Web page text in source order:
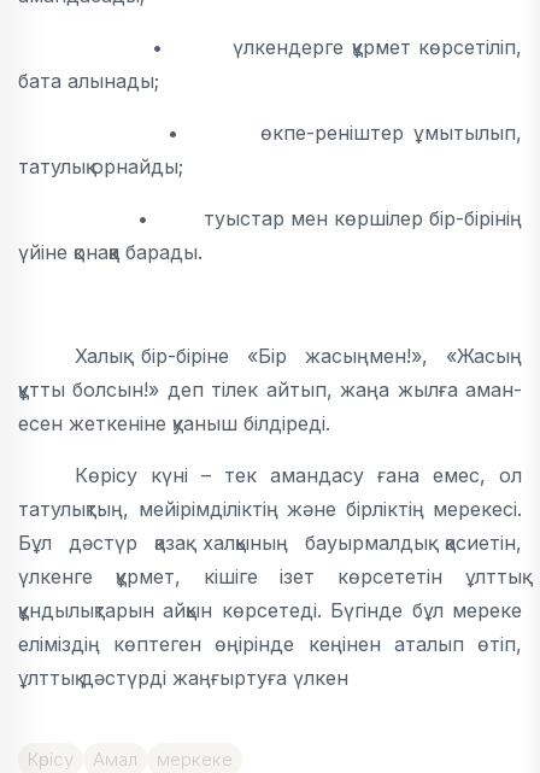
• үлкендерге құрмет көрсетіліп,
бата алынады;
• өкпе-реніштер ұмытылып,
татулық орнайды;
• туыстар мен көршілер бір-бірінің
үйіне қонаққа барады.
Халық бір-біріне «Бір жасыңмен!», «Жасың
құтты болсын!» деп тілек айтып, жаңа жылға аман-
есен жеткеніне қуаныш білдіреді.
Көрісу күні – тек амандасу ғана емес, ол
татулықтың, мейірімділіктің және бірліктің мерекесі.
Бұл дәстүр қазақ халқының бауырмалдық қасиетін,
үлкенге құрмет, кішіге ізет көрсететін ұлттық
құндылықтарын айқын көрсетеді. Бүгінде бұл мереке
еліміздің көптеген өңірінде кеңінен аталып өтіп,
ұлттық дәстүрді жаңғыртуға үлкен
Көрісу Амал меркеке